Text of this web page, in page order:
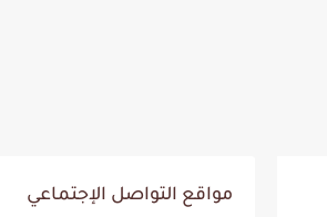
مواقع التواصل الإجتماعي